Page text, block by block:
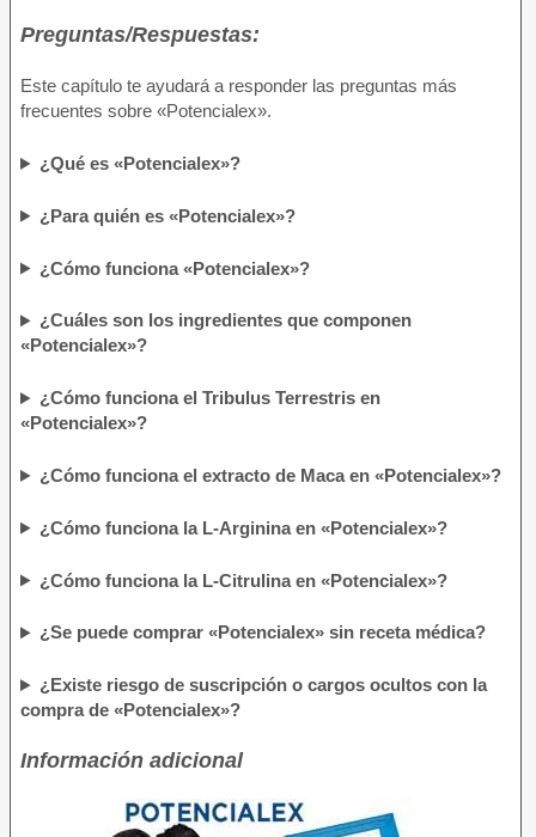
Preguntas/Respuestas:
Este capítulo te ayudará a responder las preguntas más
frecuentes sobre «Potencialex».
¿Qué es «Potencialex»?
¿Para quién es «Potencialex»?
¿Cómo funciona «Potencialex»?
¿Cuáles son los ingredientes que componen
«Potencialex»?
¿Cómo funciona el Tribulus Terrestris en
«Potencialex»?
¿Cómo funciona el extracto de Maca en «Potencialex»?
¿Cómo funciona la L-Arginina en «Potencialex»?
¿Cómo funciona la L-Citrulina en «Potencialex»?
¿Se puede comprar «Potencialex» sin receta médica?
¿Existe riesgo de suscripción o cargos ocultos con la
compra de «Potencialex»?
Información adicional